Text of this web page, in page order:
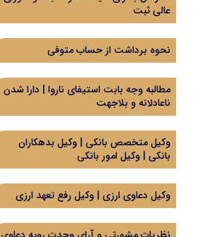
عالی ثبت
نحوه برداشت از حساب متوفی
مطالبه وجه بابت استیفای ناروا | دارا شدن
ناعادلانه و بلاجهت
وکیل متخصص بانکی | وکیل بدهکاران
بانکی | وکیل امور بانکی
وکیل دعاوی ارزی | وکیل رفع تعهد ارزی